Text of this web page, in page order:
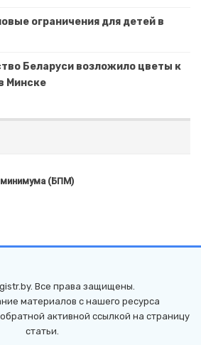
ограничения для детей в
Беларуси возложило цветы к
Минске
(БПМ)
Все права защищены.
материалов с нашего ресурса
активной ссылкой на страницу
статьи.